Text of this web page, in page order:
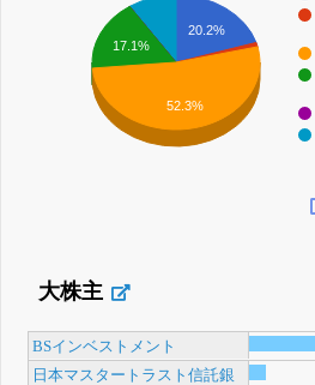
20.2%
17.1%
52.3%
大株主
BSインベストメント
日本マスタートラスト信託銀